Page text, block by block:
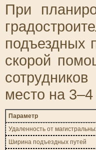
При
подъездных
скорой
место на
Параметр
Удаленность от
Ширина подъездных путей